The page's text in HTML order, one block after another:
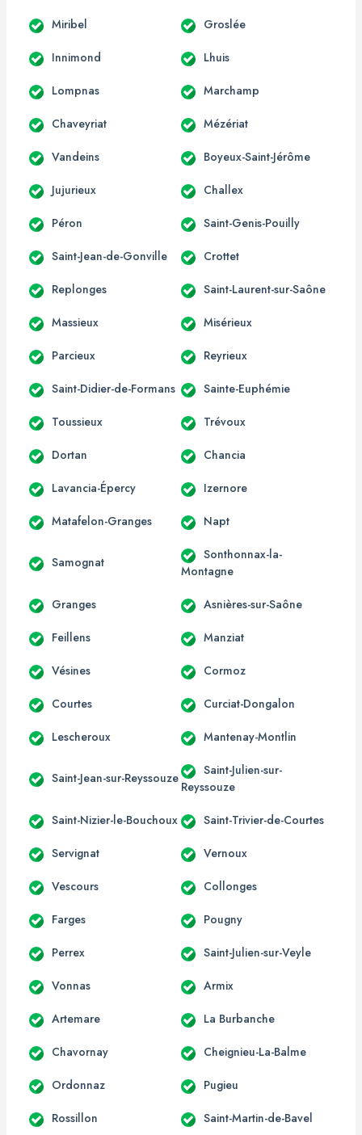
Miribel Groslée
Innimond Lhuis
Lompnas Marchamp
Chaveyriat Mézériat
Vandeins Boyeux-Saint-Jérôme
Jujurieux Challex
Péron Saint-Genis-Pouilly
Saint-Jean-de-Gonville Crottet
Replonges Saint-Laurent-sur-Saône
Massieux Misérieux
Parcieux Reyrieux
Saint-Didier-de-Formans Sainte-Euphémie
Toussieux Trévoux
Dortan Chancia
Lavancia-Épercy Izernore
Matafelon-Granges Napt
Samognat
Sonthonnax-la-
Montagne
Granges Asnières-sur-Saône
Feillens Manziat
Vésines Cormoz
Courtes Curciat-Dongalon
Lescheroux Mantenay-Montlin
Saint-Jean-sur-Reyssouze
Saint-Julien-sur-
Reyssouze
Saint-Nizier-le-Bouchoux Saint-Trivier-de-Courtes
Servignat Vernoux
Vescours Collonges
Farges Pougny
Perrex Saint-Julien-sur-Veyle
Vonnas Armix
Artemare La Burbanche
Chavornay Cheignieu-La-Balme
Ordonnaz Pugieu
Rossillon Saint-Martin-de-Bavel